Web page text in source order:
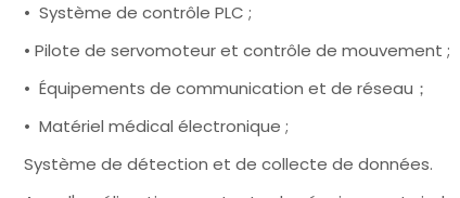
• Système de contrôle PLC ;
• Pilote de servomoteur et contrôle de mouvement ;
• Équipements de communication et de réseau；
• Matériel médical électronique ;
Système de détection et de collecte de données.